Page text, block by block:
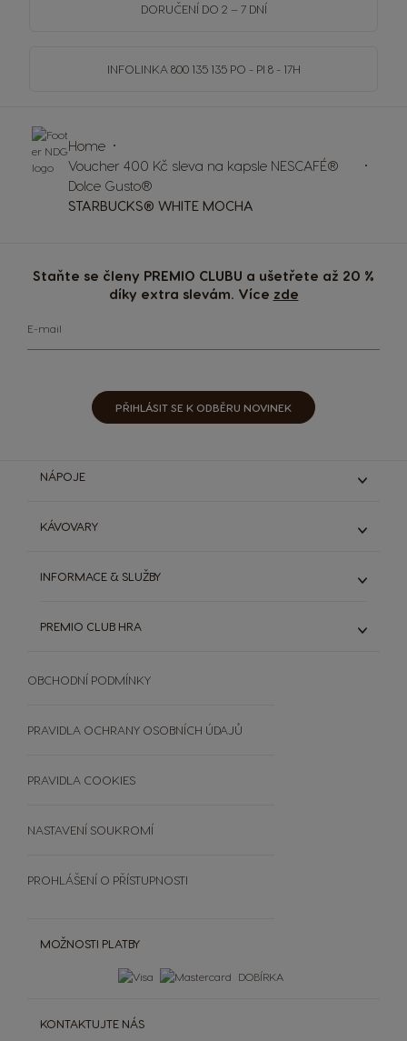
DORUČENÍ DO 2 – 7 DNÍ
INFOLINKA 800 135 135 PO - PI 8 - 17H
Staňte se členy PREMIO CLUBU a ušetřete až 20 %
díky extra slevám. Více zde
E-mail
PŘIHLÁSIT SE K ODBĚRU NOVINEK
Home
Voucher 400 Kč sleva na kapsle NESCAFÉ®
Dolce Gusto®
STARBUCKS® WHITE MOCHA
NÁPOJE
Lungo & grande
Čokoládové nápoje
Dallmayr
Zobrazit všechny nápoje
KÁVOVARY
Genio S Plus
Zobrazit všechny kávovary
Šálky a termohrnky
INFORMACE & SLUŽBY
DOLCE GUSTO SYSTÉM
UDRŽITELNOST
Extra Space
PREMIO CLUB HRA
Vložte kód
MOŽNOSTI PLATBY
DOBÍRKA
KONTAKTUJTE NÁS
OBCHODNÍ PODMÍNKY
PRAVIDLA OCHRANY OSOBNÍCH ÚDAJŮ
PRAVIDLA COOKIES
NASTAVENÍ SOUKROMÍ
PROHLÁŠENÍ O PŘÍSTUPNOSTI